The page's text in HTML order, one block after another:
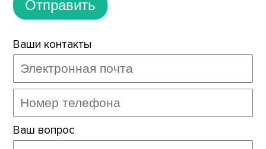
Отправить
Ваши контакты
Ваш вопрос